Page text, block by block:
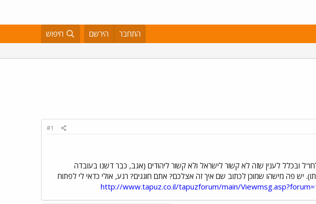
התחבר הירשם חיפוש
#1
ובכלל לענין שזה לא קשור לישראל ולא קשור ליהודים (אגב, כבר דשנו בעובדה
פה מישהו שמוכן לכתוב שם איך זה אצלכם? אתם חוגגים? רגע, אולי כדאי לי לפתוח
http://www.tapuz.co.il/tapuzforum/main/